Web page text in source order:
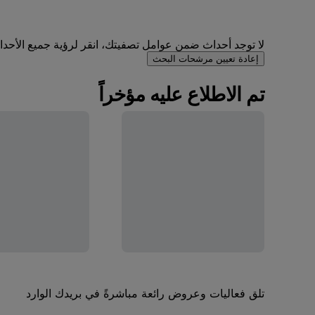
لا توجد أحداث ضمن عوامل تصفيتك، انقر لرؤية جميع
إعادة تعيين مرشحات البحث
تم الاطلاع عليه مؤخراً
تلق فعاليات وعروض رائعة مباشرةً في بريدك الوارد